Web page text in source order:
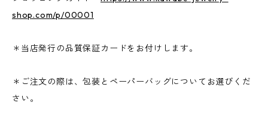
shop.com/p/00001
＊当店発行の品質保証カードをお付けします。
＊ご注文の際は、包装とペーパーバッグについてお選びくだ
さい。